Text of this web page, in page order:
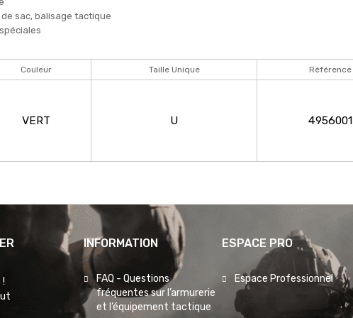
sac, balisage tactique
Couleur Taille Unique Référence
VERT U 4956001
INFORMATION
FAQ - Questions
fréquentes sur l’armurerie
et l’équipement tactique
ESPACE PRO
Espace Professionnel